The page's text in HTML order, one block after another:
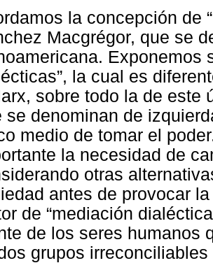
la concepción de
Macgrégor, que se
Exponemos
la cual es
sobre todo la de este
se denominan de
medio de tomar el
la necesidad de
otras
antes de provocar
de “mediación
de los seres humanos
grupos